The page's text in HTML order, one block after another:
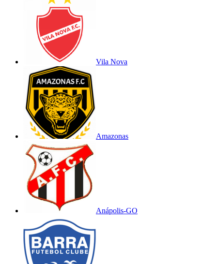
Vila Nova
Amazonas
Anápolis-GO